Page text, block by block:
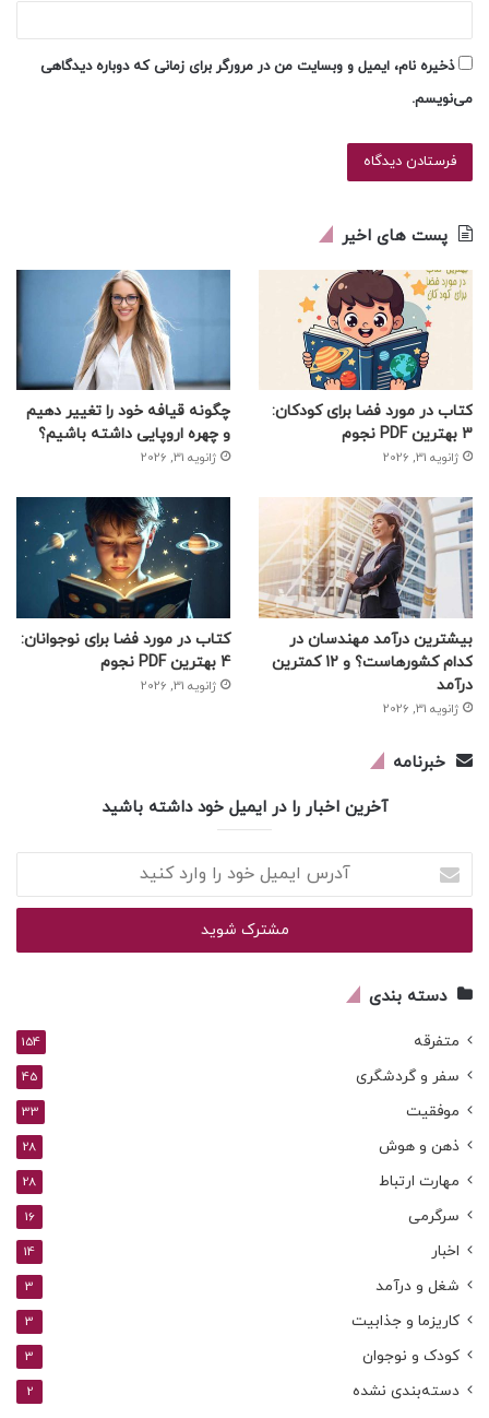
ذخیره نام، ایمیل و وبسایت من در مرورگر برای زمانی که دوباره دیدگاهی
می‌نویسم.
پست های اخیر
کتاب در مورد فضا برای کودکان:
3 بهترین PDF نجوم
ژانویه 31, 2026
چگونه قیافه خود را تغییر دهیم
و چهره اروپایی داشته باشیم؟
ژانویه 31, 2026
بیشترین درآمد مهندسان در
کدام کشورهاست؟ و 12 کمترین
درآمد
ژانویه 31, 2026
کتاب در مورد فضا برای نوجوانان:
4 بهترین PDF نجوم
ژانویه 31, 2026
خبرنامه
آخرین اخبار را در ایمیل خود داشته باشید
ایمیل
خود
وارد
دسته بندی
متفرقه 154
سفر و گردشگری 45
موفقیت 33
ذهن و هوش 28
مهارت ارتباط 28
سرگرمی 16
اخبار 14
شغل و درآمد 3
کاریزما و جذابیت 3
کودک و نوجوان 3
دسته‌بندی نشده 2